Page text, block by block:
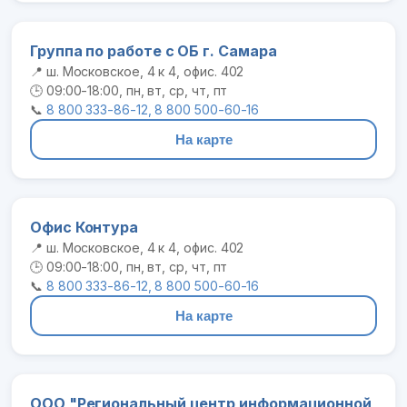
Группа по работе с ОБ г. Самара
📍 ш. Московское, 4 к 4, офис. 402
🕒 09:00-18:00, пн, вт, ср, чт, пт
📞 8 800 333-86-12, 8 800 500-60-16
На карте
Офис Контура
📍 ш. Московское, 4 к 4, офис. 402
🕒 09:00-18:00, пн, вт, ср, чт, пт
📞 8 800 333-86-12, 8 800 500-60-16
На карте
ООО "Региональный центр информационной